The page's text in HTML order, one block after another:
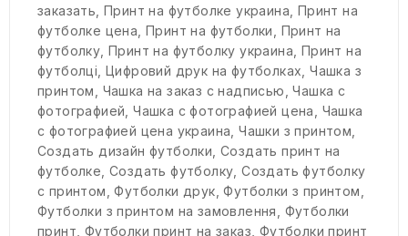
заказать ,Принт на футболке украина Принт на
футболке цена ,Принт на футболки
Принт на
футболку ,Принт на футболку украина Принт на
футболці ,Цифровий друк на футболках ,Чашка з
принтом
Чашка на заказ с надписью ,Чашка с
фотографией ,Чашка с фотографией цена
Чашка
с фотографией цена украина ,Чашки з принтом
Создать дизайн футболки ,Создать принт на
футболке ,Создать футболку ,Создать футболку
с принтом ,Футболки друк ,Футболки з принтом
Футболки з принтом на замовлення
Футболки
принт Футболки принт на заказ Футболки принт